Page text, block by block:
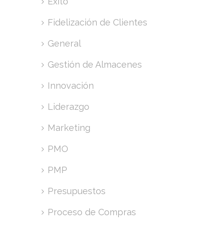
Fidelización de Clientes
General
Gestión de Almacenes
Innovación
Liderazgo
Marketing
PMO
PMP
Presupuestos
Proceso de Compras